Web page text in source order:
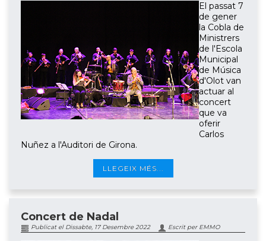
El passat 7
de gener
la Cobla de
Ministrers
de l'Escola
Municipal
de Música
d'Olot van
actuar al
concert
que va
oferir
Carlos
Nuñez a l'Auditori de Girona.
LLEGEIX MÉS...
Concert de Nadal
Publicat el Dissabte, 17 Desembre 2022 Escrit per EMMO